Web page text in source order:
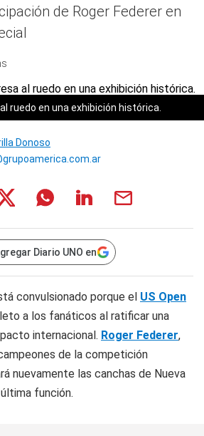
de Roger Federer en
ruedo en una exhibición histórica.
Donoso
Diario UNO en
convulsionado porque el US Open
a los fanáticos al ratificar una
internacional. Roger Federer,
de la competición
nuevamente las canchas de Nueva
función.